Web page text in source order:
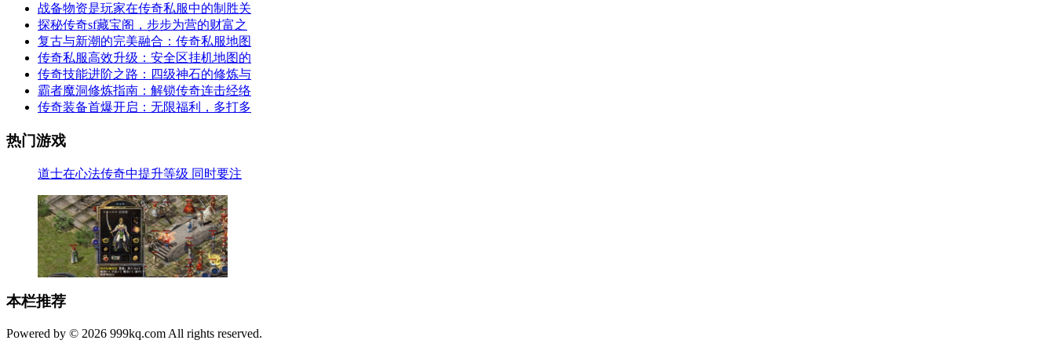
战备物资是玩家在传奇私服中的制胜关
探秘传奇sf藏宝阁，步步为营的财富之
复古与新潮的完美融合：传奇私服地图
传奇私服高效升级：安全区挂机地图的
传奇技能进阶之路：四级神石的修炼与
霸者魔洞修炼指南：解锁传奇连击经络
传奇装备首爆开启：无限福利，多打多
热门游戏
道士在心法传奇中提升等级 同时要注
本栏推荐
Powered by © 2026 999kq.com All rights reserved.